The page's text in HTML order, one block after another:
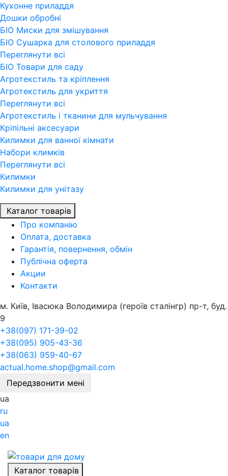
Кухонне приладдя
Дошки обробні
БІО Миски для змішування
БІО Сушарка для столового приладдя
Переглянути всi
БІО Товари для саду
Агротекстиль та кріплення
Агротекстиль для укриття
Переглянути всi
Агротекстиль і тканини для мульчування
Кріпільні аксесуари
Килимки для ванної кімнати
Набори климків
Переглянути всi
Килимки
Килимки для унітазу
Каталог товарів
Про компанiю
Оплата, доставка
Гарантія, повернення, обмін
Публічна оферта
Акции
Контакти
м. Київ, Івасюка Володимира (героїв сталінгр) пр-т, буд.
9
+38(097) 171-39-02
+38(095) 905-43-36
+38(063) 959-40-67
actual.home.shop@gmail.com
Передзвонити мені
ua
ru
ua
en
Каталог товарів